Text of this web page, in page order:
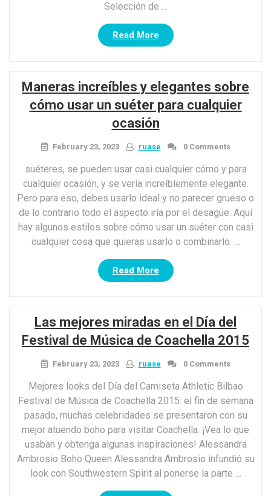
Selección de …
Read More“7
tipos
de
diseños
de
bordado
Kurti
para
llevarlo
al
siguiente
nivel”
Maneras increíbles y elegantes sobre
cómo usar un suéter para cualquier
ocasión
February 23, 2023 ruase 0 Comments
suéteres, se pueden usar casi cualquier cómo y para
cualquier ocasión, y se vería increíblemente elegante.
Pero para eso, debes usarlo ideal y no parecer grueso o
de lo contrario todo el aspecto iría por el desagüe. Aquí
hay algunos estilos sobre cómo usar un suéter con casi
cualquier cosa que quieras usarlo o combinarlo. …
Read More“Maneras
increíbles
y
elegantes
sobre
cómo
usar
un
para
cualquier
ocasión”
Las mejores miradas en el Día del
Festival de Música de Coachella 2015
February 23, 2023 ruase 0 Comments
Mejores looks del Día del Camiseta Athletic Bilbao
Festival de Música de Coachella 2015: el fin de semana
pasado, muchas celebridades se presentaron con su
mejor atuendo boho para visitar Coachella. ¡Vea lo que
usaban y obtenga algunas inspiraciones! Alessandra
Ambrosio Boho Queen Alessandra Ambrosio infundió su
look con Southwestern Spirit al ponerse la parte …